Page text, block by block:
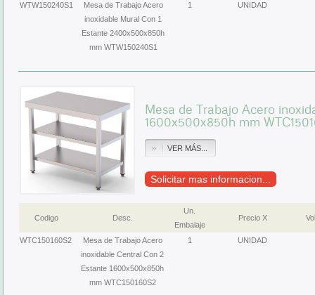
WTW150240S1
Mesa de Trabajo Acero
inoxidable Mural Con 1
Estante 2400x500x850h
mm WTW150240S1
1 UNIDAD
Mesa de Trabajo Acero
1600x500x850h mm
VER MÁS...
Solicitar mas informacion...
Codigo Desc.
Un.
Embalaje
Precio X
WTC150160S2
Mesa de Trabajo Acero
inoxidable Central Con 2
Estante 1600x500x850h
mm WTC150160S2
1 UNIDAD